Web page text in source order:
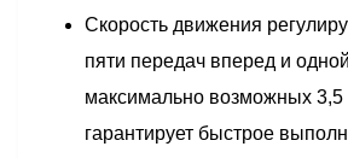
Скорость движения
пяти передач вперед и
максимально возможных 3,5
гарантирует быстрое